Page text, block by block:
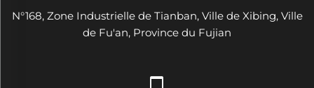
N°168, Zone Industrielle de Tianban, Ville de Xibing, Ville
de Fu'an, Province du Fujian